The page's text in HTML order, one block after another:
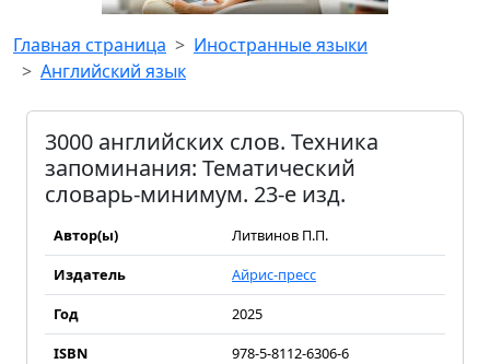
Главная страница
Иностранные языки
Английский язык
3000 английских слов. Техника
запоминания: Тематический
словарь-минимум. 23-е изд.
Автор(ы)
Литвинов П.П.
Издатель
Айрис-пресс
Год
2025
ISBN
978-5-8112-6306-6